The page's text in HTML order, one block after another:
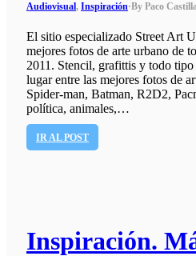
Audiovisual, Inspiración·By Paco
El sitio especializado Street Art
mejores fotos de arte urbano de
2011. Stencil, grafittis y todo
lugar entre las mejores fotos de
Spider-man, Batman, R2D2,
política, animales,…
IR AL POST
Inspiración.